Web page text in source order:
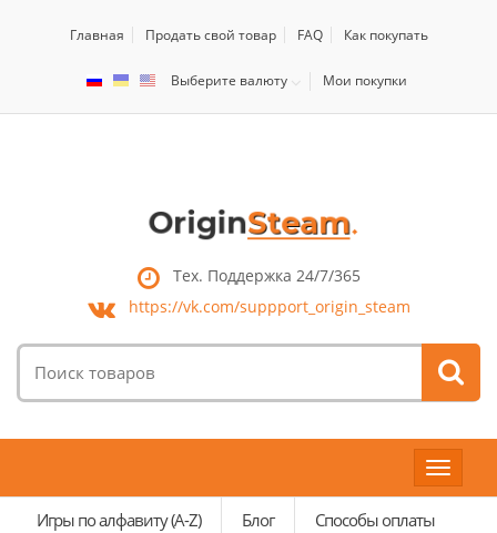
Главная Продать свой товар FAQ Как покупать
Выберите валюту Мои покупки
Тех. Поддержка 24/7/365
https://vk.com/suppport_origin_steam
товаров:
Toggle
Игры по алфавиту (A-Z)
Блог Способы оплаты